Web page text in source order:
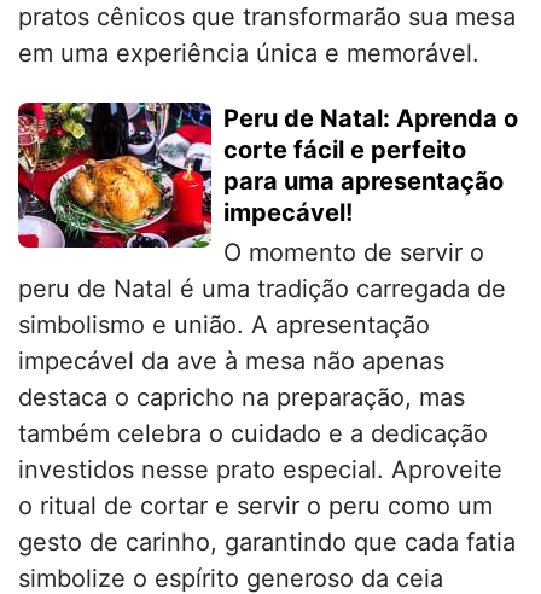
pratos cênicos que transformarão sua mesa
em uma experiência única e memorável.
Peru de Natal: Aprenda o
corte fácil e perfeito
para uma apresentação
impecável!
O momento de servir o
peru de Natal é uma tradição carregada de
simbolismo e união. A apresentação
impecável da ave à mesa não apenas
destaca o capricho na preparação, mas
também celebra o cuidado e a dedicação
investidos nesse prato especial. Aproveite
o ritual de cortar e servir o peru como um
gesto de carinho, garantindo que cada fatia
simbolize o espírito generoso da ceia